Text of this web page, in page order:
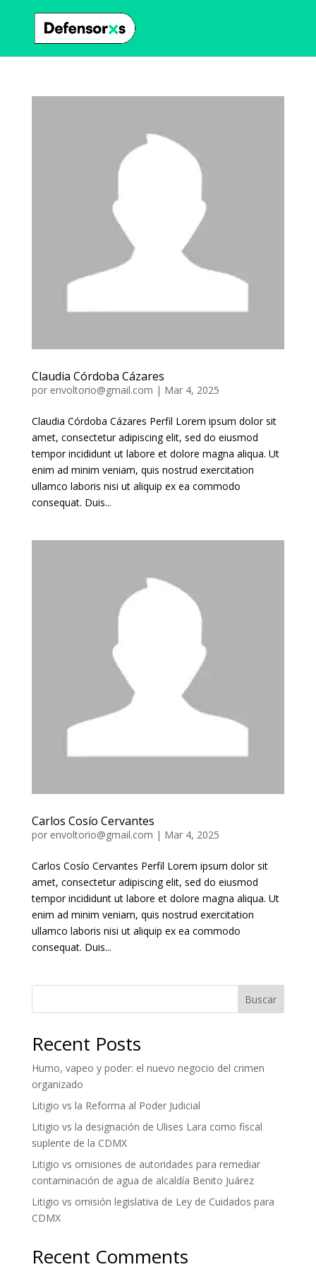
Claudia Córdoba Cázares
por envoltorio@gmail.com | Mar 4, 2025
Claudia Córdoba Cázares Perfil Lorem ipsum dolor sit
amet, consectetur adipiscing elit, sed do eiusmod
tempor incididunt ut labore et dolore magna aliqua. Ut
enim ad minim veniam, quis nostrud exercitation
ullamco laboris nisi ut aliquip ex ea commodo
consequat. Duis...
Carlos Cosío Cervantes
por envoltorio@gmail.com | Mar 4, 2025
Carlos Cosío Cervantes Perfil Lorem ipsum dolor sit
amet, consectetur adipiscing elit, sed do eiusmod
tempor incididunt ut labore et dolore magna aliqua. Ut
enim ad minim veniam, quis nostrud exercitation
ullamco laboris nisi ut aliquip ex ea commodo
consequat. Duis...
Buscar
Recent Posts
Humo, vapeo y poder: el nuevo negocio del crimen
organizado
Litigio vs la Reforma al Poder Judicial
Litigio vs la designación de Ulises Lara como fiscal
suplente de la CDMX
Litigio vs omisiones de autoridades para remediar
contaminación de agua de alcaldía Benito Juárez
Litigio vs omisión legislativa de Ley de Cuidados para
CDMX
Recent Comments